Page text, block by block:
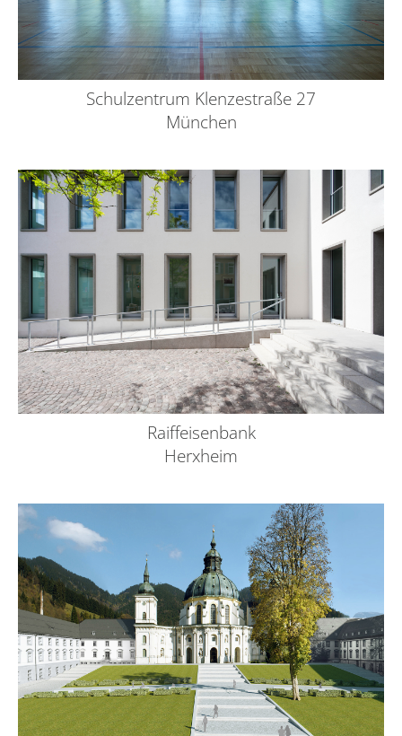
Schulzentrum Klenzestraße 27
München
Raiffeisenbank
Herxheim